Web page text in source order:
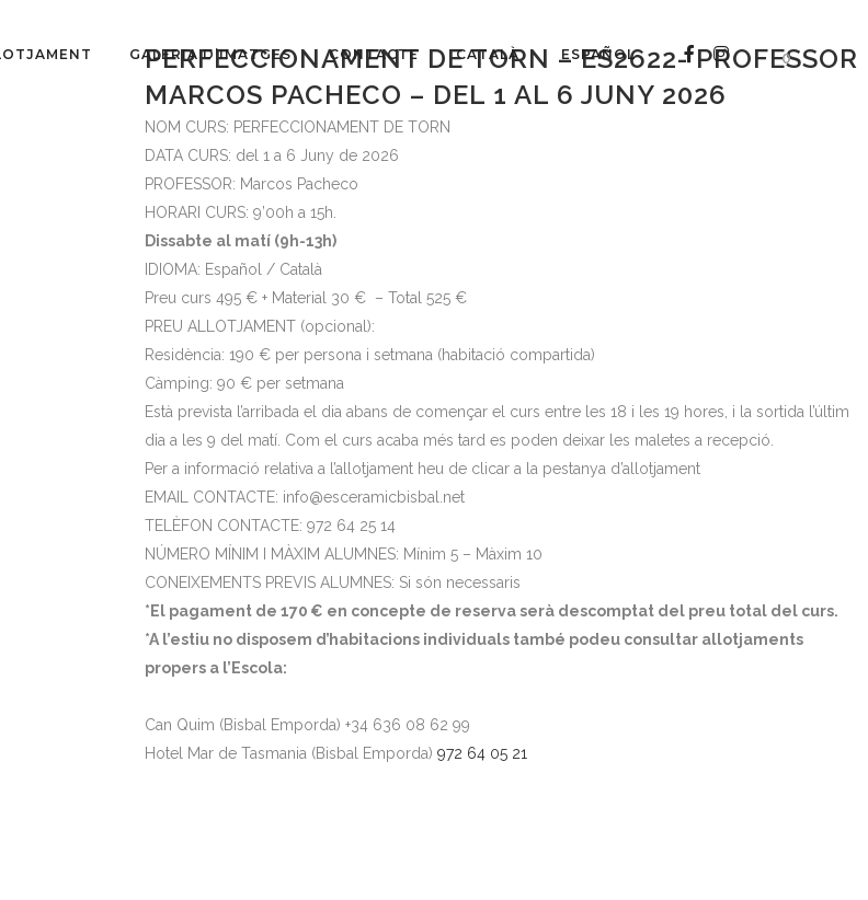
0
GALERIA D’IMATGES CONTACTE CATALÀ ESPAÑOL
PERFECCIONAMENT DE TORN – ES2622- PROFESSOR
MARCOS PACHECO – DEL 1 AL 6 JUNY 2026
NOM CURS: PERFECCIONAMENT DE TORN
DATA CURS: del 1 a 6 Juny de 2026
PROFESSOR: Marcos Pacheco
HORARI CURS: 9’00h a 15h.
Dissabte al matí (9h-13h)
IDIOMA: Español / Català
Preu curs 495 € + Material 30 € – Total 525 €
PREU ALLOTJAMENT (opcional):
Residència: 190 € per persona i setmana (habitació compartida)
Càmping: 90 € per setmana
Està prevista l’arribada el dia abans de començar el curs entre les 18 i les 19 hores, i la sortida l’últim
dia a les 9 del matí. Com el curs acaba més tard es poden deixar les maletes a recepció.
Per a informació relativa a l’allotjament heu de clicar a la pestanya d’allotjament
EMAIL CONTACTE: info@esceramicbisbal.net
TELÈFON CONTACTE: 972 64 25 14
NÚMERO MÍNIM I MÀXIM ALUMNES: Mínim 5 – Màxim 10
CONEIXEMENTS PREVIS ALUMNES: Si són necessaris
*El pagament de 170 € en concepte de reserva serà descomptat del preu total del curs.
*A l’estiu no disposem d’habitacions individuals també podeu consultar allotjaments
propers a l’Escola:
Can Quim (Bisbal Emporda) +34 636 08 62 99
Hotel Mar de Tasmania (Bisbal Emporda)972 64 05 21